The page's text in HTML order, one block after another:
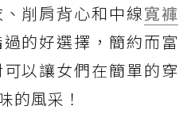
削肩背心和中線寬褲
的好選擇，簡約而富
以讓女們在簡單的穿
的風采！